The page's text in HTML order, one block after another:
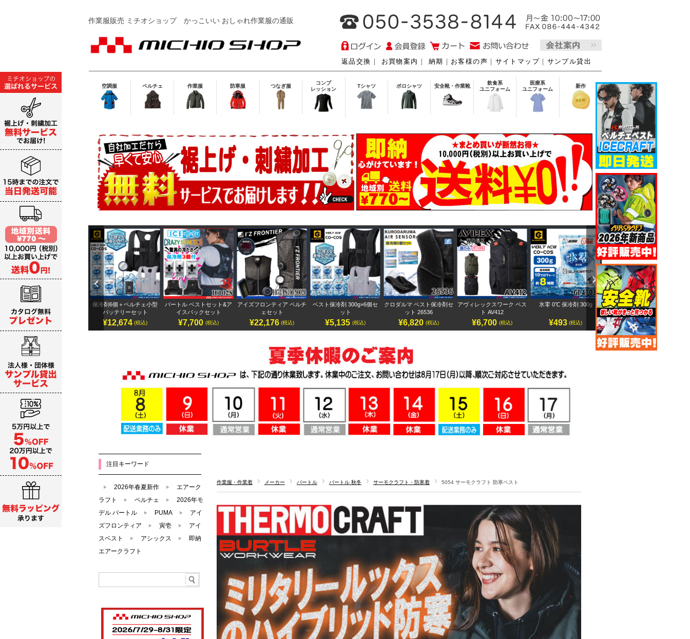
作業服販売 ミチオショップかっこいい おしゃれ作業服の通販
返品交換 ｜ お買物案内 ｜ 納期 ｜ お客様の声 ｜ サイトマップ ｜ サンプル貸出
空調服 ペルチェ 作業服 防寒服 つなぎ服
コンプ
レッション
Tシャツ ポロシャツ 安全靴・作業靴
飲食系
ユニフォーム
医療系
ユニフォーム
新作
Previ
ous
アイズフロンティア 32Vバ
ッテリーセット
¥19,987～
保冷剤6個＋ペルチェ小型
バッテリーセット
¥12,674 (税込)
バートル ベストセット&ア
イスパックセット
¥7,700 (税込)
アイズフロンティア ペルチ
ェセット
¥22,176 (税込)
ベスト保冷剤 300g×6個セ
ット
¥5,135 (税込)
クロダルマ ベスト保冷剤セ
ット 26536
¥6,820 (税込)
アヴィレックスワーク ベス
ト AV412
¥6,700 (税込)
氷零 0℃ 保冷剤 300g
¥493 (税込)
アヴィレックスワーク 半袖
ブルゾン AV413
¥7,500 (税込)
Next
作業服・作業着 メーカー バートル バートル 秋冬 サーモクラフト・防寒着 5054 サーモクラフト 防寒ベスト
注目キーワード
2026年春夏新作
エアーク
ラフト
ペルチェ
2026年モ
デル バートル
PUMA
アイ
ズフロンティア
寅壱
アイ
スベスト
アシックス
即納
エアークラフト